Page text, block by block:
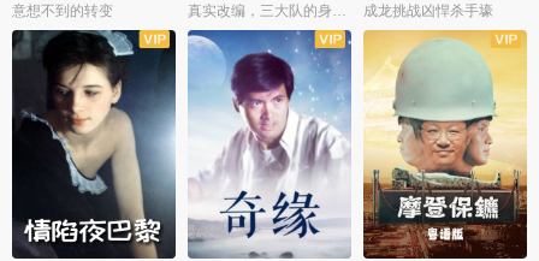
意想不到的转变 成龙挑战凶悍杀手壕